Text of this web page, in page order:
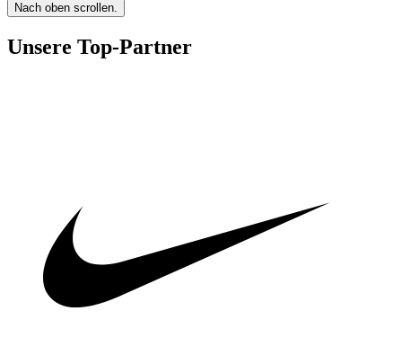
Nach oben scrollen.
Unsere Top-Partner